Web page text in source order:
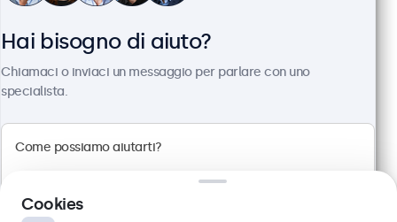
Monitor 24 Pollici Metallo
24HD7M
100+ pezzi disponibili
Risoluzione 1920 x 1080 (Full HD)
Montaggio: scrivania, parete, incasso
Dimensioni esterne: 560 x 337 x 41 mm
Hai bisogno di aiuto?
Chiamaci o inviaci un messaggio per parlare con uno
specialista.
Cookies